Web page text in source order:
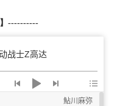
】 ----------